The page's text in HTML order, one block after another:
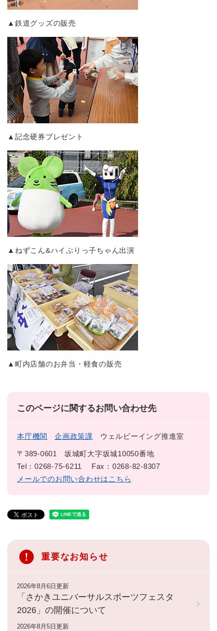
▲鉄道グッズの販売
▲記念硬券プレゼント
▲ねずこん&ハイぶりっ子ちゃん出演
▲町内店舗のお弁当・軽食の販売
このページに関するお問い合わせ先
本庁機関 企画政策課 ウェルビーイング推進室
〒389-0601
坂城町大字坂城10050番地
Tel：0268-75-6211
Fax：0268-82-8307
メールでのお問い合わせはこちら
重要なお知らせ
2026年8月6日更新
「さかきユニバーサルスポーツフェスタ
2026」の開催について
2026年8月5日更新